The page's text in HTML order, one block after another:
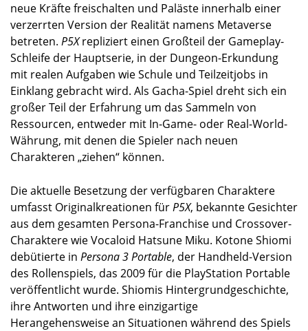
neue Kräfte freischalten und Paläste innerhalb einer
verzerrten Version der Realität namens Metaverse
betreten. P5Xrepliziert einen Großteil der Gameplay-
Schleife der Hauptserie, in der Dungeon-Erkundung
mit realen Aufgaben wie Schule und Teilzeitjobs in
Einklang gebracht wird. Als Gacha-Spiel dreht sich ein
großer Teil der Erfahrung um das Sammeln von
Ressourcen, entweder mit In-Game- oder Real-World-
Währung, mit denen die Spieler nach neuen
Charakteren „ziehen“ können.
Die aktuelle Besetzung der verfügbaren Charaktere
umfasst Originalkreationen fürP5X, bekannte Gesichter
aus dem gesamten Persona-Franchise und Crossover-
Charaktere wie Vocaloid Hatsune Miku. Kotone Shiomi
debütierte in Persona 3 Portable, der Handheld-Version
des Rollenspiels, das 2009 für die PlayStation Portable
veröffentlicht wurde. Shiomis Hintergrundgeschichte,
ihre Antworten und ihre einzigartige
Herangehensweise an Situationen während des Spiels